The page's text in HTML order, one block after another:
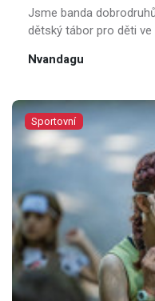
Jsme banda
dětský tábor pro děti ve
Nvandagu
Sportovní